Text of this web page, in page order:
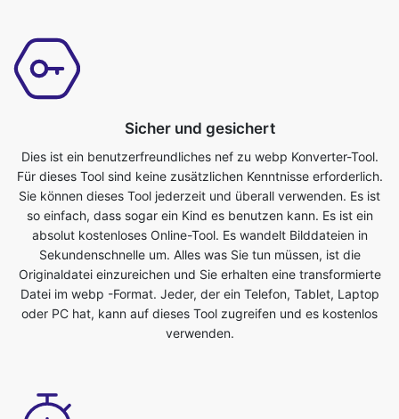
Dies ist ein benutzerfreundliches nef zu webp Konverter-Tool.
Für dieses Tool sind keine zusätzlichen Kenntnisse erforderlich.
Sie können dieses Tool jederzeit und überall verwenden. Es ist
so einfach, dass sogar ein Kind es benutzen kann. Es ist ein
absolut kostenloses Online-Tool. Es wandelt Bilddateien in
Sekundenschnelle um. Alles was Sie tun müssen, ist die
Originaldatei einzureichen und Sie erhalten eine transformierte
Datei im webp -Format. Jeder, der ein Telefon, Tablet, Laptop
oder PC hat, kann auf dieses Tool zugreifen und es kostenlos
verwenden.